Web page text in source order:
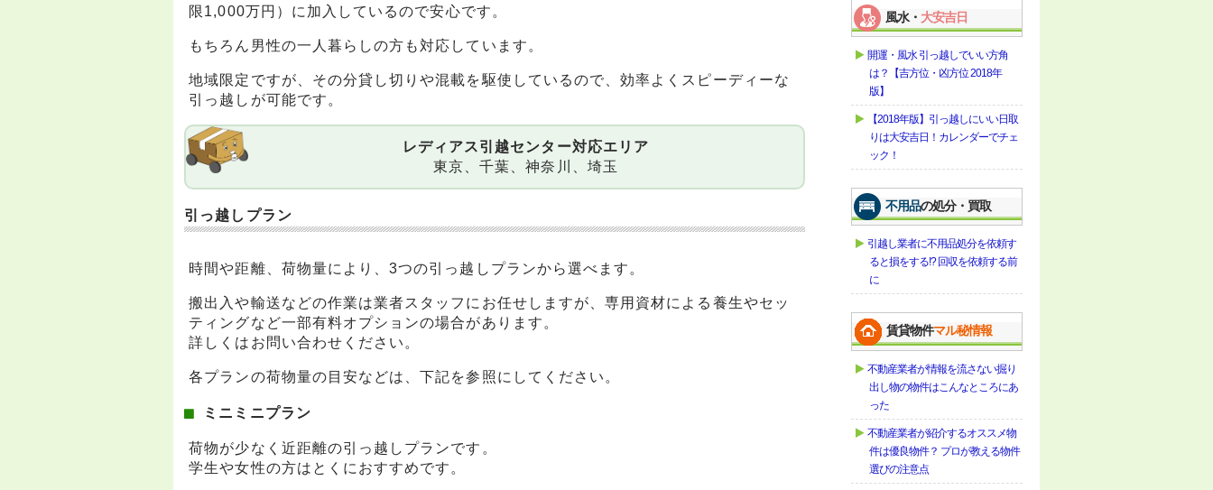
限1,000万円）に加入しているので安心です。
もちろん男性の一人暮らしの方も対応しています。
地域限定ですが、その分貸し切りや混載を駆使しているので、効率よくスピーディーな
引っ越しが可能です。
レディアス引越センター対応エリア
東京、千葉、神奈川、埼玉
引っ越しプラン
時間や距離、荷物量により、3つの引っ越しプランから選べます。
搬出入や輸送などの作業は業者スタッフにお任せしますが、専用資材による養生やセッ
ティングなど一部有料オプションの場合があります。
詳しくはお問い合わせください。
各プランの荷物量の目安などは、下記を参照にしてください。
ミニミニプラン
荷物が少なく近距離の引っ越しプランです。
学生や女性の方はとくにおすすめです。
風水・ 大安吉日
開運・風水 引っ越しでいい方角
は？【吉方位・凶方位 2018年
版】
【2018年版】引っ越しにいい日取
りは大安吉日！カレンダーでチェ
ック！
不用品の処分・買取
引越し業者に不用品処分を依頼す
ると損をする!? 回収を依頼する前
に
賃貸物件マル秘情報
不動産業者が情報を流さない掘り
出し物の物件はこんなところにあ
った
不動産業者が紹介するオススメ物
件は優良物件？ プロが教える物件
選びの注意点